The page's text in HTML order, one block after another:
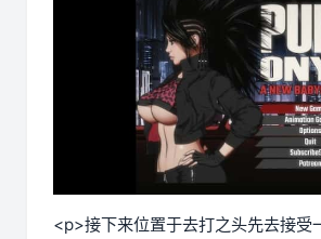
<p>接下来位置于去打之头先去接受